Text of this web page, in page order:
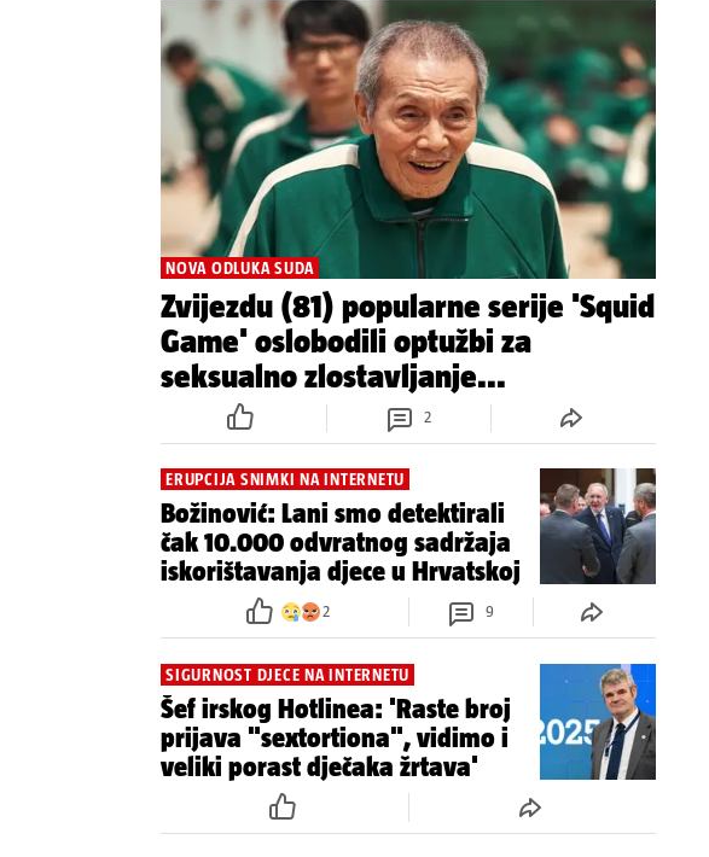
NOVA ODLUKA SUDA
Zvijezdu (81) popularne serije 'Squid
Game' oslobodili optužbi za
seksualno zlostavljanje...
2
ERUPCIJA SNIMKI NA INTERNETU
Božinović: Lani smo detektirali
čak 10.000 odvratnog sadržaja
iskorištavanja djece u Hrvatskoj
2 9
SIGURNOST DJECE NA INTERNETU
Šef irskog Hotlinea: 'Raste broj
prijava "sextortiona", vidimo i
veliki porast dječaka žrtava'